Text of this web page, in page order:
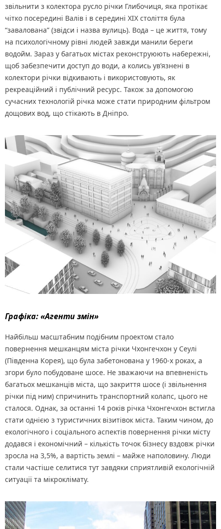
звільнити з колектора русло річки Глибочиця, яка протікає
чітко посередині Валів і в середині ХІХ століття була
“завалована” (звідси і назва вулиць). Вода – це життя, тому
на психологічному рівні людей завжди манили береги
водойм. Зараз у багатьох містах реконструюють набережні,
щоб забезпечити доступ до води, а колись ув’язнені в
колектори річки відкивають і використовують, як
рекреаційний і публічний ресурс. Також за допомогою
сучасних технологій річка може стати природним фільтром
дощових вод, що стікають в Дніпро.
Графіка: «Агенти змін»
Найбільш масштабним подібним проектом стало
повернення мешканцям міста річки Чхонгечхон у Сеулі
(Південна Корея), що була забетонована у 1960-х роках, а
згори було побудоване шосе. Не зважаючи на впевненість
багатьох мешканців міста, що закриття шосе (і звільнення
річки під ним) спричинить транспортний колапс, цього не
сталося. Однак, за останні 14 років річка Чхонгечхон встигла
стати однією з туристичних візитівок міста. Таким чином, до
екологічного і соціального аспектів повернення річки місту
додався і економічний – кількість точок бізнесу вздовж річки
зросла на 3,5%, а вартість землі – майже наполовину. Люди
стали частіше селитися тут завдяки сприятливій екологічній
ситуації та мікроклімату.